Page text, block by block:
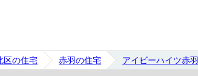
区の住宅 赤羽の住宅 アイビーハイツ赤羽